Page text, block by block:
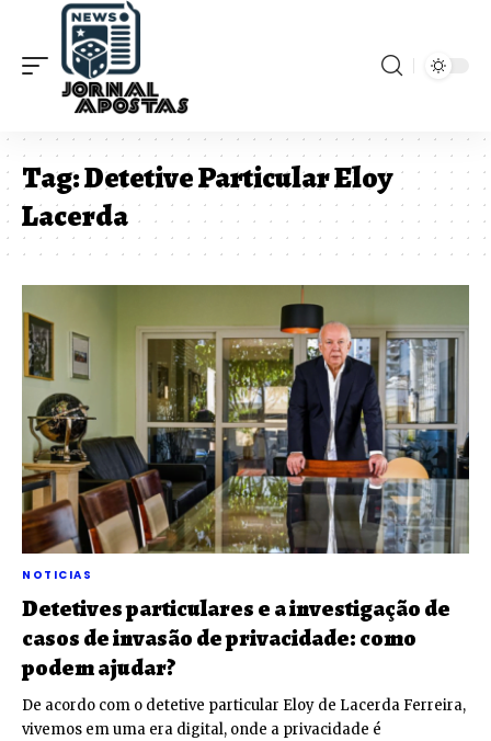
Tag:Detetive Particular Eloy
Lacerda
NOTICIAS
Detetives particulares e a investigação de
casos de invasão de privacidade: como
podem ajudar?
De acordo com o detetive particular Eloy de Lacerda Ferreira,
vivemos em uma era digital, onde a privacidade é